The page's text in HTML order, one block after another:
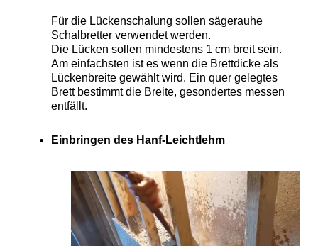
Für die Lückenschalung sollen sägerauhe
Schalbretter verwendet werden.
Die Lücken sollen mindestens 1 cm breit sein.
Am einfachsten ist es wenn die Brettdicke als
Lückenbreite gewählt wird. Ein quer gelegtes
Brett bestimmt die Breite, gesondertes messen
entfällt.
Einbringen des Hanf-Leichtlehm